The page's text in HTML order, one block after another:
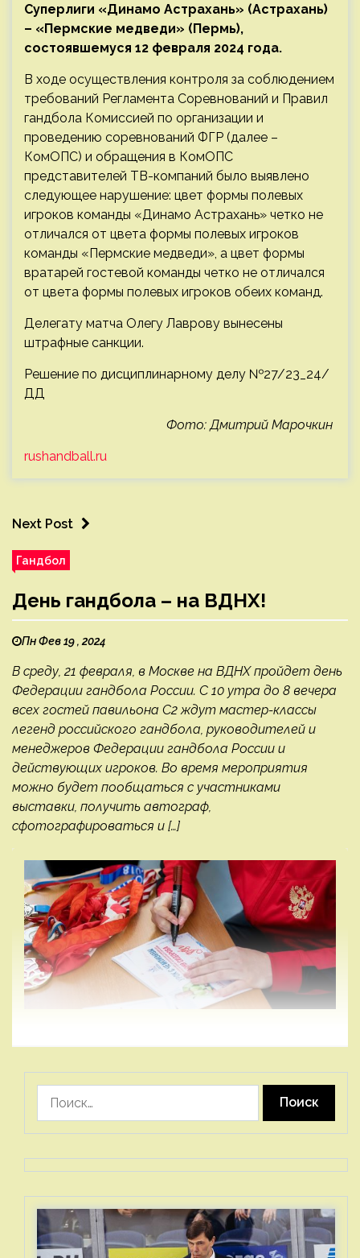
Суперлиги «Динамо Астрахань» (Астрахань)
– «Пермские медведи» (Пермь),
состоявшемуся 12 февраля 2024 года.
В ходе осуществления контроля за соблюдением
требований Регламента Соревнований и Правил
гандбола Комиссией по организации и
проведению соревнований ФГР (далее –
КомОПС) и обращения в КомОПС
представителей ТВ-компаний было выявлено
следующее нарушение: цвет формы полевых
игроков команды «Динамо Астрахань» четко не
отличался от цвета формы полевых игроков
команды «Пермские медведи», а цвет формы
вратарей гостевой команды четко не отличался
от цвета формы полевых игроков обеих команд.
Делегату матча Олегу Лаврову вынесены
штрафные санкции.
Решение по дисциплинарному делу №27/23_24/
ДД
Фото: Дмитрий Марочкин
rushandball.ru
Next Post
Гандбол
День гандбола – на ВДНХ!
Пн Фев 19 , 2024
В среду, 21 февраля, в Москве на ВДНХ пройдет день
Федерации гандбола России. С 10 утра до 8 вечера
всех гостей павильона С2 ждут мастер-классы
легенд российского гандбола, руководителей и
менеджеров Федерации гандбола России и
действующих игроков. Во время мероприятия
можно будет пообщаться с участниками
выставки, получить автограф,
сфотографироваться и […]